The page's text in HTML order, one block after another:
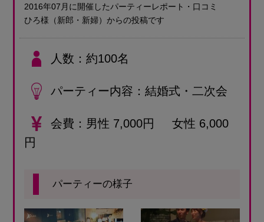
2016年07月に開催したパーティーレポート・口コミ
ひろ様 （新郎・新婦） からの投稿です
人数 約100名
パーティー内容 結婚式・二次会
会費
男性 7,000円 女性 6,000
円
パーティーの様子